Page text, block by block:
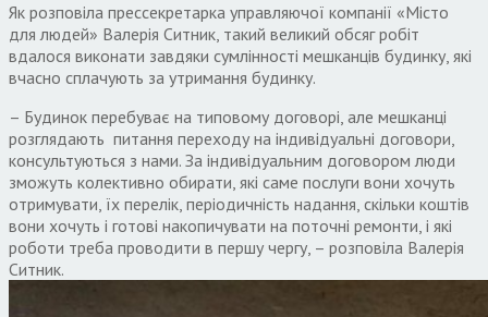
Як розповіла прессекретарка управляючої компанії «Місто
для людей» Валерія Ситник, такий великий обсяг робіт
вдалося виконати завдяки сумлінності мешканців будинку, які
вчасно сплачують за утримання будинку.
– Будинок перебуває на типовому договорі, але мешканці
розглядають питання переходу на індивідуальні договори,
консультуються з нами. За індивідуальним договором люди
зможуть колективно обирати, які саме послуги вони хочуть
отримувати, їх перелік, періодичність надання, скільки коштів
вони хочуть і готові накопичувати на поточні ремонти, і які
роботи треба проводити в першу чергу, – розповіла Валерія
Ситник.